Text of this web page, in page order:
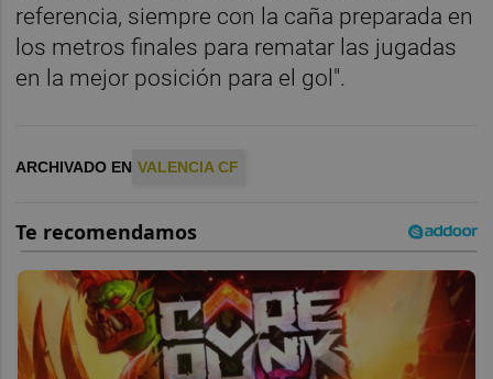
referencia, siempre con la caña preparada en
los metros finales para rematar las jugadas
en la mejor posición para el gol".
ARCHIVADO EN VALENCIA CF